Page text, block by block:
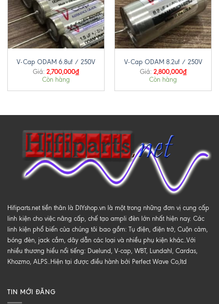
V-Cap ODAM 6.8uf / 250V
Giá: 2,700,000₫
Còn hàng
V-Cap ODAM 8.2uf / 250V
Giá: 2,800,000₫
Còn hàng
Hifiparts.net tiền thân là DIYshop.vn là một trong những đơn vị cung cấp
linh kiện cho việc nâng cấp, chế tạo ampli đèn lớn nhất hiện nay. Các
linh kiện phổ biến của chúng tôi bao gồm: Tụ điện, điện trở, Cuộn cảm,
bóng đèn, jack cắm, dây dẫn các loại và nhiều phụ kiện khác..Với
nhiều thương hiểu nổi tiếng: Duelund, V-cap, WBT, Lundahl, Cardas,
Khozmo, ALPS..Hiện tại được điều hành bởi Perfect Wave Co,ltd
TIN MỚI ĐĂNG